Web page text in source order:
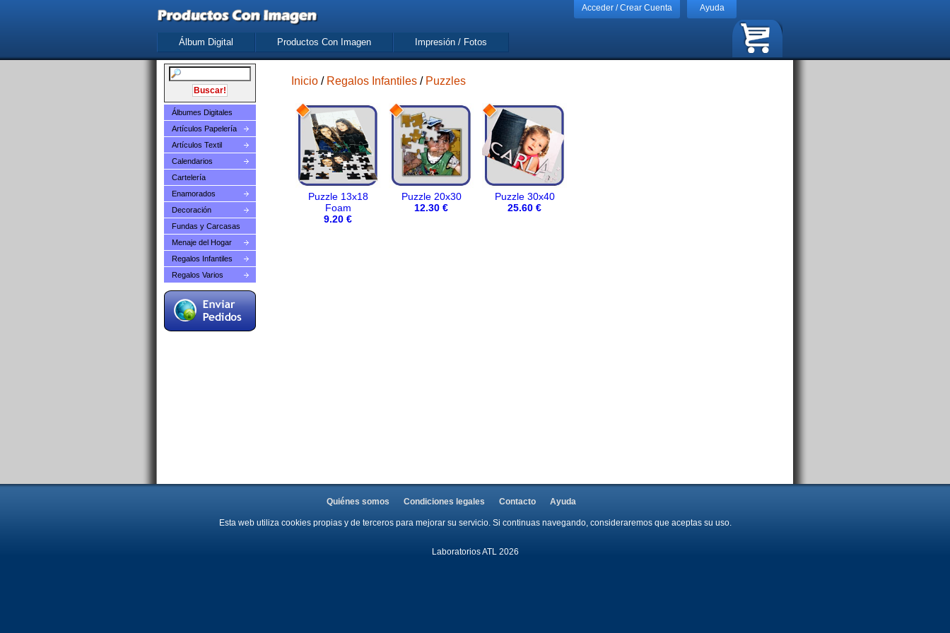
Ayuda
Acceder / Crear Cuenta
Álbum Digital Productos Con Imagen Impresión / Fotos
Álbumes Digitales
Artículos Papelería
Artículos Textil
Calendarios
Cartelería
Enamorados
Decoración
Fundas y Carcasas
Menaje del Hogar
Regalos Infantiles
Regalos Varios
Inicio / Regalos Infantiles / Puzzles
Puzzle 13x18
Foam
9.20 €
Puzzle 20x30
12.30 €
Puzzle 30x40
25.60 €
Quiénes somos Condiciones legales Contacto Ayuda
Esta web utiliza cookies propias y de terceros para mejorar su servicio. Si continuas navegando, consideraremos que aceptas su uso.
Laboratorios ATL 2026